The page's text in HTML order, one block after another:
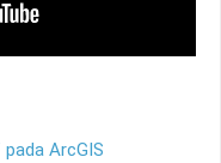
ArcGIS